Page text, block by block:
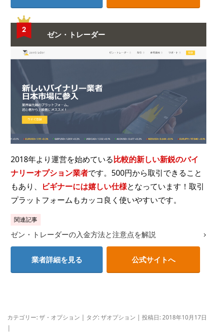
ゼン・トレーダー
2018年より運営を始めている比較的新しい新鋭のバイ
ナリーオプション業者です。500円から取引できること
もあり、
ビギナーには嬉しい仕様となっています！取引
プラットフォームもカッコ良く使いやすいです。
関連記事
ゼン・トレーダーの入金方法と注意点を解説
業者詳細を見る 公式サイトへ
カテゴリー:ザ・オプション | タグ:ザオプション | 投稿日:2018年10月17日
|